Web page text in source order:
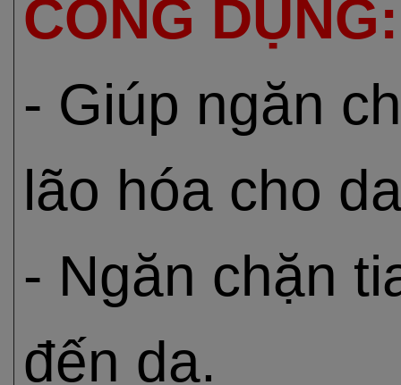
CÔNG DỤNG:
- Giúp ngăn
lão hóa cho
- Ngăn chặn
đến da.